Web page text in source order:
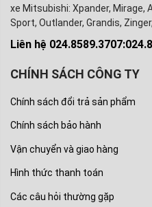
xe Mitsubishi: Xpander, Mirage,
Sport, Outlander, Grandis,
Liên hệ
CHÍNH SÁCH CÔNG TY
Chính sách đổi trả sản phẩm
Chính sách bảo hành
Vận chuyển và giao hàng
Hình thức thanh toán
Các câu hỏi thường gặp